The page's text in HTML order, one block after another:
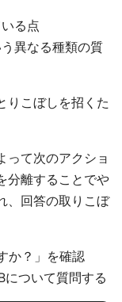
る点
異なる種類の質
りこぼしを招くた
って次のアクショ
分離することでや
、回答の取りこぼ
か？」を確認
について質問する